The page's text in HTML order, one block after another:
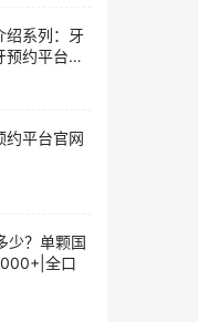
绍系列：牙
预约平台的
约平台官网
少？单颗国
全口